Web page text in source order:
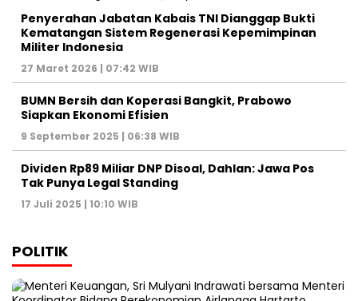
Penyerahan Jabatan Kabais TNI Dianggap Bukti
Kematangan Sistem Regenerasi Kepemimpinan
Militer Indonesia
27 Maret 2026 | 07:42 WIB
BUMN Bersih dan Koperasi Bangkit, Prabowo
Siapkan Ekonomi Efisien
9 September 2025 | 06:38 WIB
Dividen Rp89 Miliar DNP Disoal, Dahlan: Jawa Pos
Tak Punya Legal Standing
17 Juli 2025 | 10:10 WIB
POLITIK